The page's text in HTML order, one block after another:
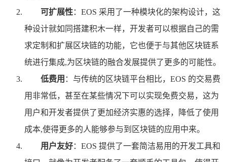
可扩展性：EOS 采用了一种模块化的架构设计，这
种设计就如同搭建积木一样，开发者可以根据自己的需
求定制和扩展区块链的功能，它也便于与其他区块链系
统进行集成,为区块链的融合发展提供了更多的可能性。
低费用 ：与传统的区块链平台相比，EOS 的交易费
用非常低，甚至在某些情况下可以实现免费交易，这为
用户和开发者提供了更加经济实惠的选择，降低了使用
成本,使得更多的人能够参与到区块链的应用中来。
用户友好：EOS 提供了一套简洁易用的开发工具和